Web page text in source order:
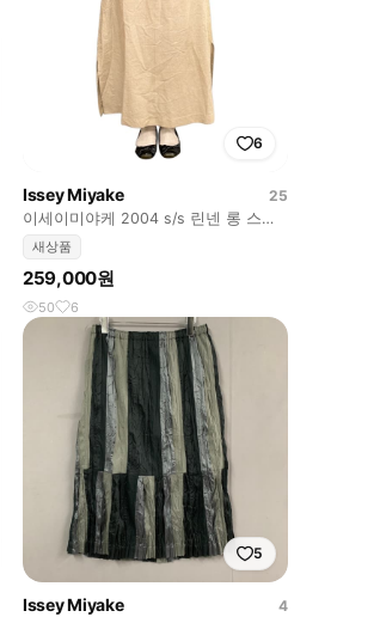
6
Issey Miyake
25
이세이미야케 2004 s/s 린넨 롱 스커
트 새상품 (25)
새상품
259,000원
50 6
5
Issey Miyake
4